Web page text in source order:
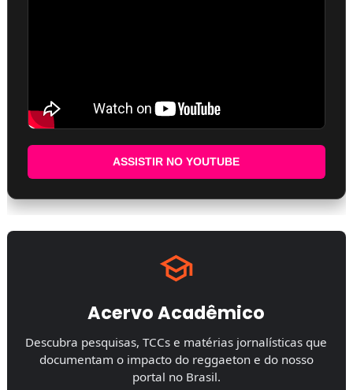
ASSISTIR NO YOUTUBE
Acervo Acadêmico
Descubra pesquisas, TCCs e matérias jornalísticas que
documentam o impacto do reggaeton e do nosso
portal no Brasil.